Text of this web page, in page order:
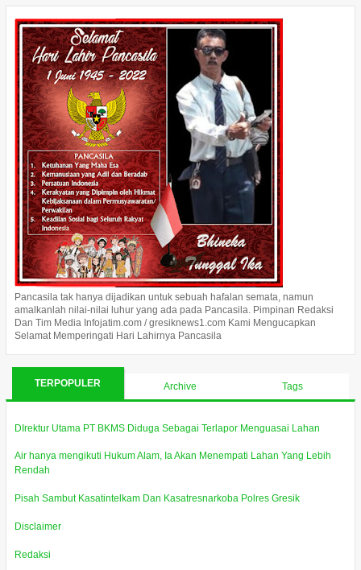
Pancasila tak hanya dijadikan untuk sebuah hafalan semata, namun
amalkanlah nilai-nilai luhur yang ada pada Pancasila. Pimpinan Redaksi
Dan Tim Media Infojatim.com / gresiknews1.com Kami Mengucapkan
Selamat Memperingati Hari Lahirnya Pancasila
TERPOPULER Archive Tags
DIrektur Utama PT BKMS Diduga Sebagai Terlapor Menguasai Lahan
Air hanya mengikuti Hukum Alam, Ia Akan Menempati Lahan Yang Lebih
Rendah
Pisah Sambut Kasatintelkam Dan Kasatresnarkoba Polres Gresik
Disclaimer
Redaksi